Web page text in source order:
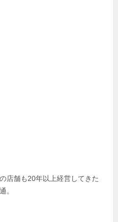
店舗も20年以上経営してきた
。